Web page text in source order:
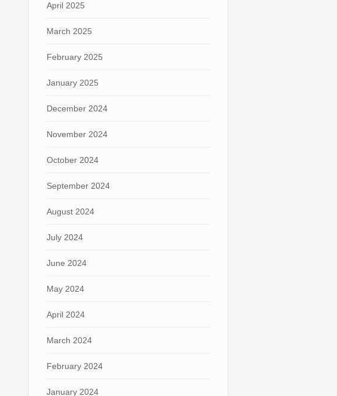
April 2025
March 2025
February 2025
January 2025
December 2024
November 2024
October 2024
September 2024
August 2024
July 2024
June 2024
May 2024
April 2024
March 2024
February 2024
January 2024